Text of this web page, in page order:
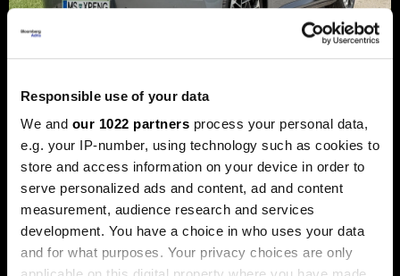
Responsible use of your data
We and our 1022 partners process your personal data,
e.g. your IP-number, using technology such as cookies to
store and access information on your device in order to
serve personalized ads and content, ad and content
measurement, audience research and services
development. You have a choice in who uses your data
and for what purposes. Your privacy choices are only
Xpeng P7+: Luksuzni kineski
automobil koji priča kao navijen
Luksuzni fastback s vlastitim čipom koji po
performansama nadmašuje usporedive Nvidijine proizvode.